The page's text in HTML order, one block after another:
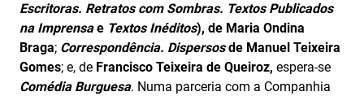
Escritoras. Retratos com Sombras. Textos Publicados
na Imprensae Textos Inéditos), de Maria Ondina
Braga; Correspondência. Dispersosde Manuel Teixeira
Gomes; e, de Francisco Teixeira de Queiroz, espera-se
Comédia Burguesa. Numa parceria com a Companhia